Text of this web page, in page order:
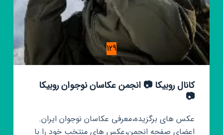
129
کانال روبیکا 📷 انجمن عکاسان نوجوان روبیکا
📷
عکس های برگزیده،معرفی عکاسان نوجوان ایران.
اعضای صفحه انجمن،عکس های منتخب خود را با